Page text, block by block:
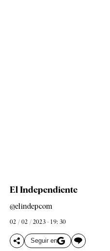
El Independiente
@elindepcom
02 / 02 / 2023 - 19: 30
Seguir en